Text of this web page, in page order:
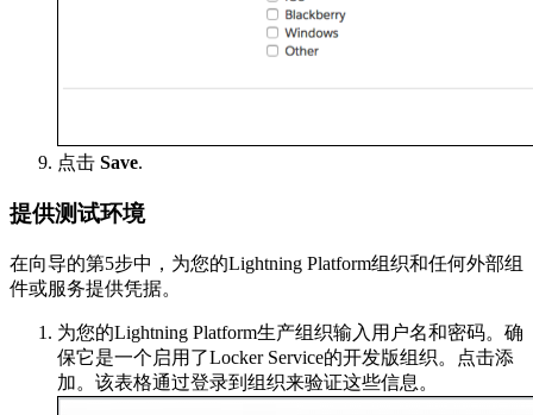
点击 Save.
提供测试环境
在向导的第5步中，为您的Lightning Platform组织和任何外部组
件或服务提供凭据。
为您的Lightning Platform生产组织输入用户名和密码。确
保它是一个启用了Locker Service的开发版组织。点击添
加。该表格通过登录到组织来验证这些信息。